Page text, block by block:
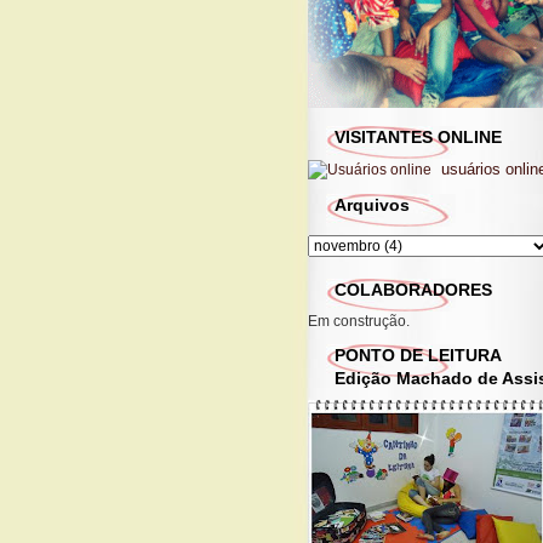
VISITANTES ONLINE
usuários
Arquivos
COLABORADORES
Em construção.
PONTO DE LEITURA
Edição Machado de